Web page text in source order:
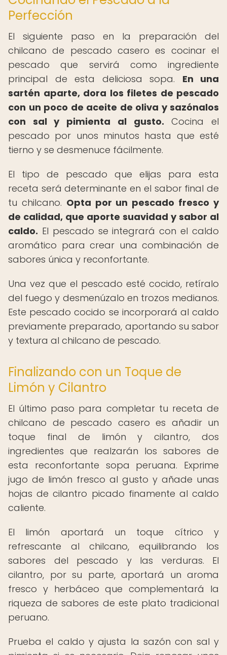
Perfección
El siguiente paso en la preparación del
chilcano de pescado casero es cocinar el
pescado que servirá como ingrediente
principal de esta deliciosa sopa. En una
sartén aparte, dora los filetes de pescado
con un poco de aceite de oliva y sazónalos
con sal y pimienta al gusto. Cocina el
pescado por unos minutos hasta que esté
tierno y se desmenuce fácilmente.
El tipo de pescado que elijas para esta
receta será determinante en el sabor final de
tu chilcano. Opta por un pescado fresco y
de calidad, que aporte suavidad y sabor al
caldo. El pescado se integrará con el caldo
aromático para crear una combinación de
sabores única y reconfortante.
Una vez que el pescado esté cocido, retíralo
del fuego y desmenúzalo en trozos medianos.
Este pescado cocido se incorporará al caldo
previamente preparado, aportando su sabor
y textura al chilcano de pescado.
Finalizando con un Toque de
Limón y Cilantro
El último paso para completar tu receta de
chilcano de pescado casero es añadir un
toque final de limón y cilantro, dos
ingredientes que realzarán los sabores de
esta reconfortante sopa peruana. Exprime
jugo de limón fresco al gusto y añade unas
hojas de cilantro picado finamente al caldo
caliente.
El limón aportará un toque cítrico y
refrescante al chilcano, equilibrando los
sabores del pescado y las verduras. El
cilantro, por su parte, aportará un aroma
fresco y herbáceo que complementará la
riqueza de sabores de este plato tradicional
peruano.
Prueba el caldo y ajusta la sazón con sal y